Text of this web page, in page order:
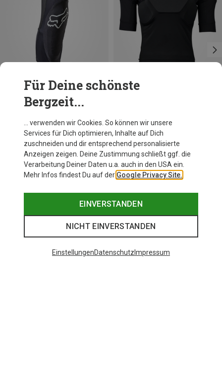
Du sparst 13%
POC
Oseus VPD Protektorshirt
259,95 €
Für Deine schönste
Bergzeit...
… verwenden wir Cookies. So können wir unsere
Services für Dich optimieren, Inhalte auf Dich
zuschneiden und dir entsprechend personalisierte
Anzeigen zeigen. Deine Zustimmung schließt ggf. die
Verarbeitung Deiner Daten u.a. auch in den USA ein.
Mehr Infos findest Du auf der Google Privacy Site.
EINVERSTANDEN
NICHT EINVERSTANDEN
EinstellungenDatenschutz Impressum